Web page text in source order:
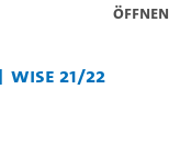
Öffnen
WiSe 21/22